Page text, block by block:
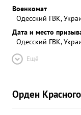
Военкомат
Одесский ГВК,
Дата и место
Одесский ГВК,
Ещё
Орден